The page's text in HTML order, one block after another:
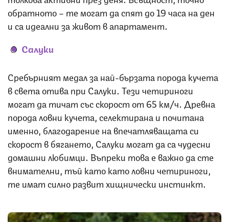
обратното – те могат да спят до 19 часа на ден
и са идеални за живот в апартамент.
Салуки
Сребърният медал за най-бързата порода кучета
в света отива при Салуки. Тези четириноги
могат да тичат със скорост от 65 км/ч. Древна
порода ловни кучета, селектирана и почитана
именно, благодарение на впечатляващата си
скорост в бягането, Салуки могат да са чудесни
домашни любимци. Въпреки това е важно да сте
внимателни, тъй като като ловни четириноги,
те имат силно развит хищнически инстинкт.